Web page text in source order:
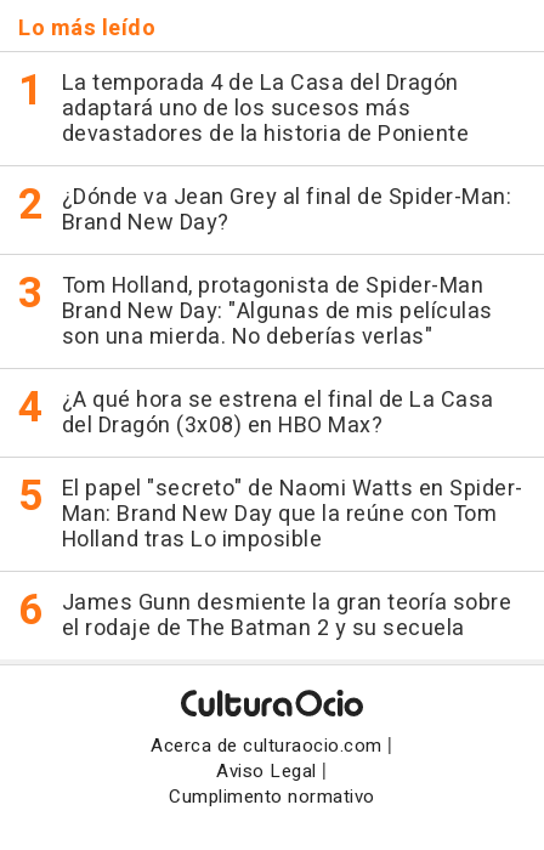
Lo más leído
La temporada 4 de La Casa del Dragón
adaptará uno de los sucesos más
devastadores de la historia de Poniente
¿Dónde va Jean Grey al final de Spider-Man:
Brand New Day?
Tom Holland, protagonista de Spider-Man
Brand New Day: "Algunas de mis películas
son una mierda. No deberías verlas"
¿A qué hora se estrena el final de La Casa
del Dragón (3x08) en HBO Max?
El papel "secreto" de Naomi Watts en Spider-
Man: Brand New Day que la reúne con Tom
Holland tras Lo imposible
James Gunn desmiente la gran teoría sobre
el rodaje de The Batman 2 y su secuela
Acerca de culturaocio.com |
Aviso Legal |
Cumplimento normativo